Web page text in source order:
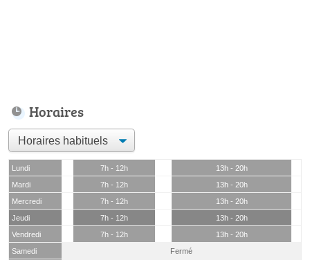
Horaires
Lundi 7h - 12h
13h - 20h
Mardi
7h - 12h
13h - 20h
Mercredi
7h - 12h
13h - 20h
Jeudi
7h - 12h
13h - 20h
Vendredi
7h - 12h
13h - 20h
Samedi
Fermé